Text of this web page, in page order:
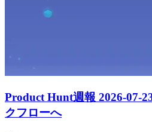
Product Hunt週報 2026-07-
クフローへ